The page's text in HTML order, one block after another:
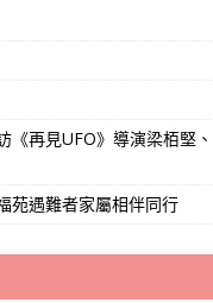
《再見UFO》導演梁栢堅、
遇難者家屬相伴同行